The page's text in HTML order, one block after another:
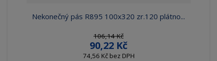
Nekonečný pás R895 100x320 zr.120 plátno...
106,14 Kč
90,22 Kč
74,56 Kč bez DPH